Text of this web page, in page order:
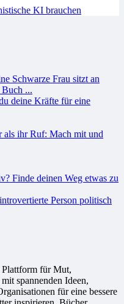
KI brauchen
deine Kräfte für eine
Person politisch
für Mut,
spannenden Ideen,
für eine bessere